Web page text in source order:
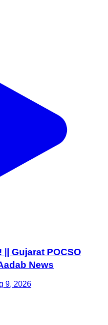
Gujarat POCSO
News
9, 2026